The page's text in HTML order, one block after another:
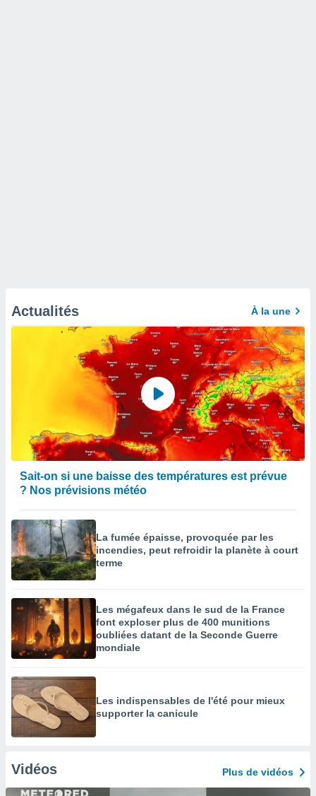
Actualités À la une
Sait-on si une baisse des températures est prévue
? Nos prévisions météo
La fumée épaisse, provoquée par les
incendies, peut refroidir la planète à court
terme
Les mégafeux dans le sud de la France
font exploser plus de 400 munitions
oubliées datant de la Seconde Guerre
mondiale
Les indispensables de l'été pour mieux
supporter la canicule
Vidéos Plus de vidéos